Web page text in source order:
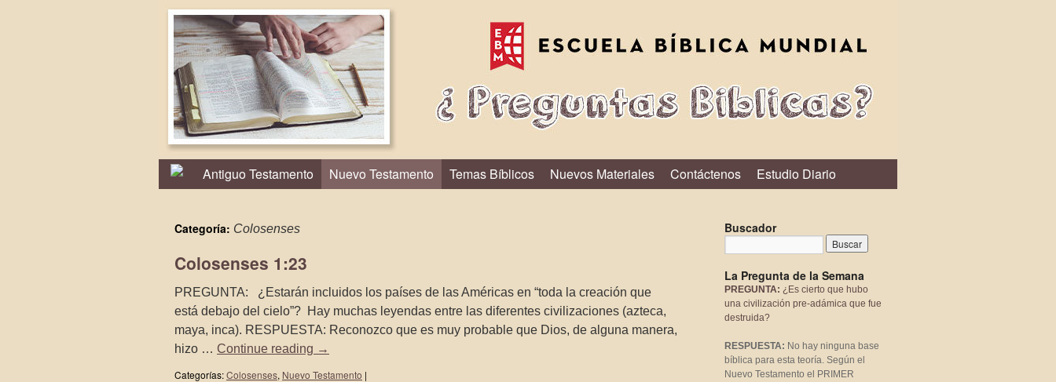
Antiguo Testamento Nuevo Testamento Temas Bíblicos Nuevos Materiales Contáctenos Estudio Diario
Categoría: Colosenses
Colosenses 1:23
PREGUNTA: ¿Estarán incluidos los países de las Américas en “toda la creación que
está debajo del cielo”? Hay muchas leyendas entre las diferentes civilizaciones (azteca,
maya, inca). RESPUESTA: Reconozco que es muy probable que Dios, de alguna manera,
hizo … Continue reading →
Categorías:Colosenses, Nuevo Testamento |
Buscador
La Pregunta de la Semana
PREGUNTA: ¿Es cierto que hubo
una civilización pre-adámica que fue
destruida?
RESPUESTA: No hay ninguna base
bíblica para esta teoría. Según el
Nuevo Testamento el PRIMER